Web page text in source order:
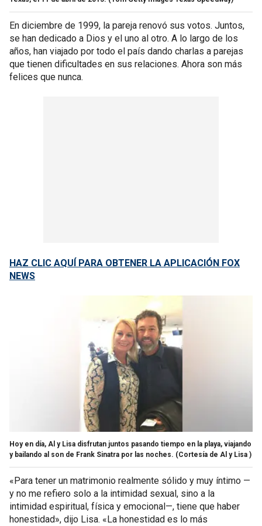
En diciembre de 1999, la pareja renovó sus votos. Juntos,
se han dedicado a Dios y el uno al otro. A lo largo de los
años, han viajado por todo el país dando charlas a parejas
que tienen dificultades en sus relaciones. Ahora son más
felices que nunca.
HAZ CLIC AQUÍ PARA OBTENER LA APLICACIÓN FOX
NEWS
Hoy en día, Al y Lisa disfrutan juntos pasando tiempo en la playa, viajando
y bailando al son de Frank Sinatra por las noches. (Cortesía de Al y Lisa )
«Para tener un matrimonio realmente sólido y muy íntimo —
y no me refiero solo a la intimidad sexual, sino a la
intimidad espiritual, física y emocional—, tiene que haber
honestidad», dijo Lisa. «La honestidad es lo más